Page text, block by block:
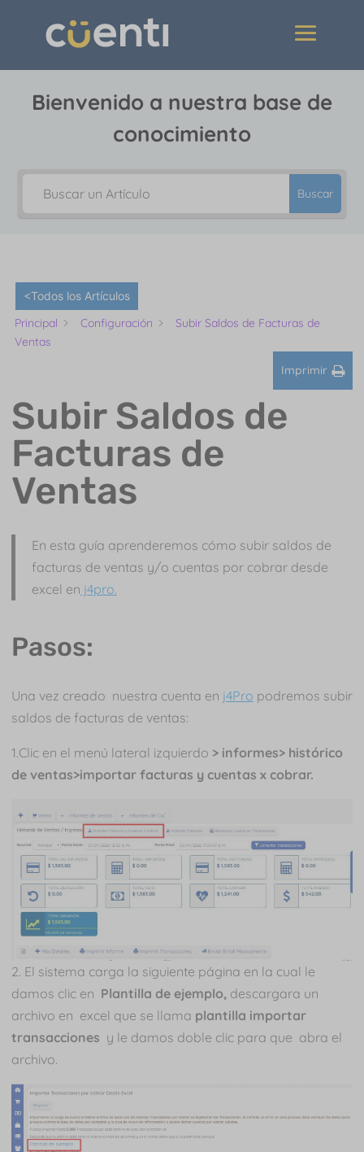
Bienvenido a nuestra base de
conocimiento
Buscar
<Todos los Artículos
Principal Configuración
Subir Saldos de Facturas de
Ventas
Imprimir
Subir Saldos de
Facturas de
Ventas
En esta guía aprenderemos cómo subir saldos de
facturas de ventas y/o cuentas por cobrar desde
excel en j4pro.
Pasos:
Una vez creado nuestra cuenta en j4Pro podremos subir
saldos de facturas de ventas:
1.Clic en el menú lateral izquierdo > informes> histórico
de ventas>importar facturas y cuentas x cobrar.
2. El sistema carga la siguiente página en la cual le
damos clic en Plantilla de ejemplo, descargara un
archivo en excel que se llama plantilla importar
transacciones y le damos doble clic para que abra el
archivo.